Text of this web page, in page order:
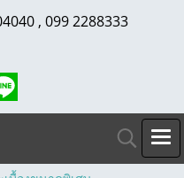
, 099 2288333